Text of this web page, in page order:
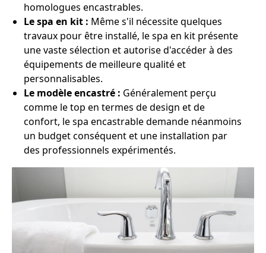
homologues encastrables.
Le spa en kit : Même s'il nécessite quelques
travaux pour être installé, le spa en kit présente
une vaste sélection et autorise d'accéder à des
équipements de meilleure qualité et
personnalisables.
Le modèle encastré : Généralement perçu
comme le top en termes de design et de
confort, le spa encastrable demande néanmoins
un budget conséquent et une installation par
des professionnels expérimentés.